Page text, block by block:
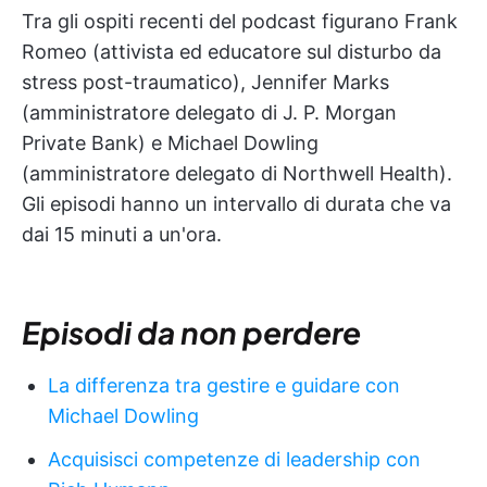
Tra gli ospiti recenti del podcast figurano Frank
Romeo (attivista ed educatore sul disturbo da
stress post-traumatico), Jennifer Marks
(amministratore delegato di J. P. Morgan
Private Bank) e Michael Dowling
(amministratore delegato di Northwell Health).
Gli episodi hanno un intervallo di durata che va
dai 15 minuti a un'ora.
Episodi da non perdere
La differenza tra gestire e guidare con
Michael Dowling
Acquisisci competenze di leadership con